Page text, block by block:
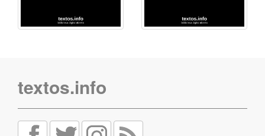
textos.info